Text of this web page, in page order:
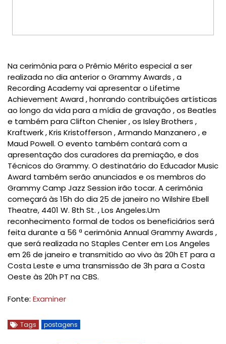
Na cerimônia para o Prêmio Mérito especial a ser
realizada no dia anterior o Grammy Awards , a
Recording Academy vai apresentar o Lifetime
Achievement Award , honrando contribuições artísticas
ao longo da vida para a mídia de gravação , os Beatles
e também para Clifton Chenier , os Isley Brothers ,
Kraftwerk , Kris Kristofferson , Armando Manzanero , e
Maud Powell. O evento também contará com a
apresentação dos curadores da premiação, e dos
Técnicos do Grammy. O destinatário do Educador Music
Award também serão anunciados e os membros do
Grammy Camp Jazz Session irão tocar. A cerimônia
começará às 15h do dia 25 de janeiro no Wilshire Ebell
Theatre, 4401 W. 8th St. , Los Angeles.Um
reconhecimento formal de todos os beneficiários será
feita durante a 56 ª cerimônia Annual Grammy Awards ,
que será realizada no Staples Center em Los Angeles
em 26 de janeiro e transmitido ao vivo às 20h ET para a
Costa Leste e uma transmissão de 3hpara a Costa
Oeste às 20h PT na CBS.
Fonte: Examiner
Tags postagens